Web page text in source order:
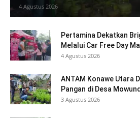
4 Agustus 2026
Pertamina Dekatkan
Melalui Car Free Day
4 Agustus 2026
ANTAM Konawe Utara
Pangan di Desa
3 Agustus 2026